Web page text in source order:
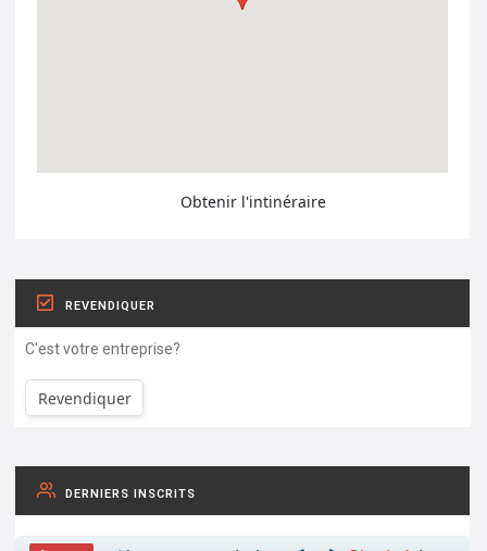
Obtenir l'intinéraire
REVENDIQUER
C'est votre entreprise?
Revendiquer
DERNIERS INSCRITS